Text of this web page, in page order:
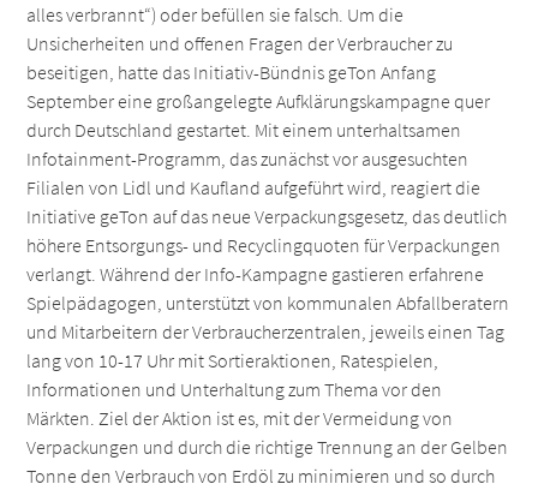
alles verbrannt“) oder befüllen sie falsch. Um die
Unsicherheiten und offenen Fragen der Verbraucher zu
beseitigen, hatte das Initiativ-Bündnis geTon Anfang
September eine großangelegte Aufklärungskampagne quer
durch Deutschland gestartet. Mit einem unterhaltsamen
Infotainment-Programm, das zunächst vor ausgesuchten
Filialen von Lidl und Kaufland aufgeführt wird, reagiert die
Initiative geTon auf das neue Verpackungsgesetz, das deutlich
höhere Entsorgungs- und Recyclingquoten für Verpackungen
verlangt. Während der Info-Kampagne gastieren erfahrene
Spielpädagogen, unterstützt von kommunalen Abfallberatern
und Mitarbeitern der Verbraucherzentralen, jeweils einen Tag
lang von 10-17 Uhr mit Sortieraktionen, Ratespielen,
Informationen und Unterhaltung zum Thema vor den
Märkten. Ziel der Aktion ist es, mit der Vermeidung von
Verpackungen und durch die richtige Trennung an der Gelben
Tonne den Verbrauch von Erdöl zu minimieren und so durch